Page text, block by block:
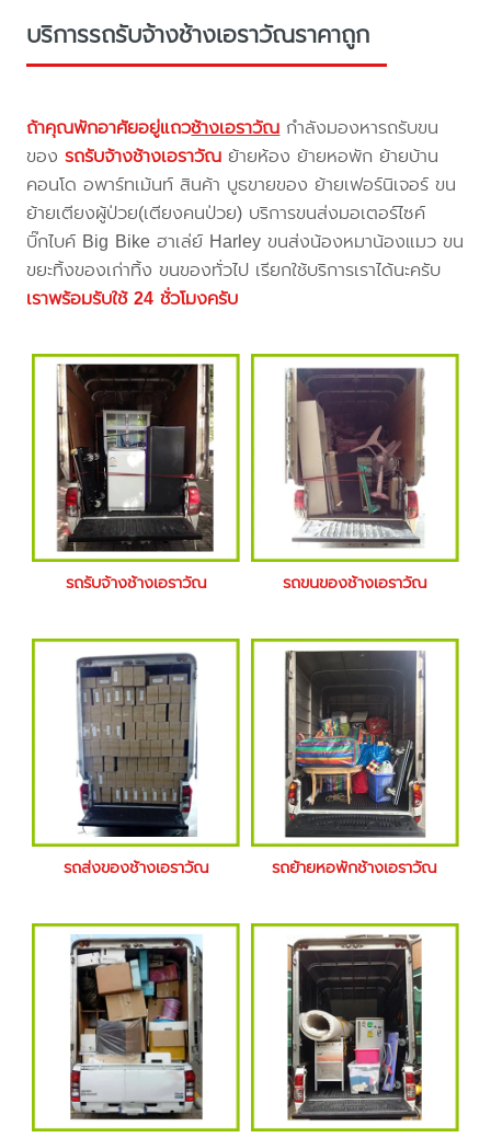
บริการรถรับจ้างช้างเอราวัณราคาถูก
ถ้าคุณพักอาศัยอยู่แถวช้างเอราวัณ กำลังมองหารถรับขน
ของรถรับจ้างช้างเอราวัณ ย้ายห้อง ย้ายหอพัก ย้ายบ้าน
คอนโด อพาร์ทเม้นท์ สินค้า บูธขายของ ย้ายเฟอร์นิเจอร์ ขน
ย้ายเตียงผู้ป่วย(เตียงคนป่วย) บริการขนส่งมอเตอร์ไซค์
บิ๊กไบค์ Big Bike ฮาเล่ย์ Harley ขนส่งน้องหมาน้องแมว ขน
ขยะทิ้งของเก่าทิ้ง ขนของทั่วไป เรียกใช้บริการเราได้นะครับ
เราพร้อมรับใช้ 24 ชั่วโมงครับ
รถรับจ้างช้างเอราวัณ รถขนของช้างเอราวัณ
รถส่งของช้างเอราวัณ รถย้ายหอพักช้างเอราวัณ